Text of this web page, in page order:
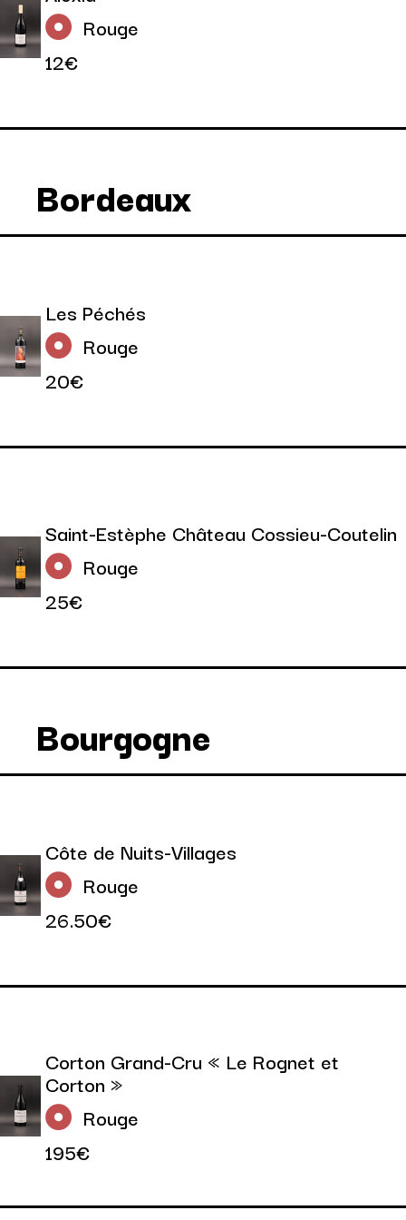
Rouge
12€
Bordeaux
Les Péchés
Rouge
20€
Saint-Estèphe Château Cossieu-Coutelin
Rouge
25€
Bourgogne
Côte de Nuits-Villages
Rouge
26.50€
Corton Grand-Cru « Le Rognet et
Corton »
Rouge
195€